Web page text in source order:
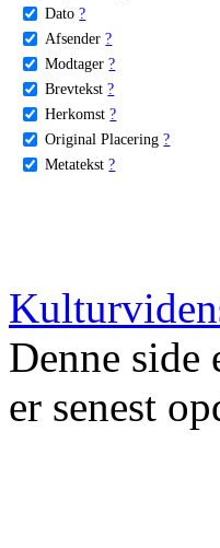
Dato ?
Afsender ?
Modtager ?
Brevtekst ?
Herkomst ?
Original Placering ?
Metatekst ?
Denne side
er senest